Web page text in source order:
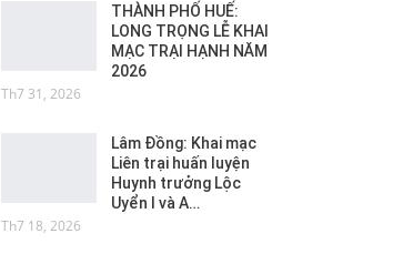
THÀNH PHỐ HUẾ:
LONG TRỌNG LỄ KHAI
MẠC TRẠI HẠNH NĂM
2026
Th7 31, 2026
Lâm Đồng: Khai mạc
Liên trại huấn luyện
Huynh trưởng Lộc
Uyển I và A…
Th7 18, 2026